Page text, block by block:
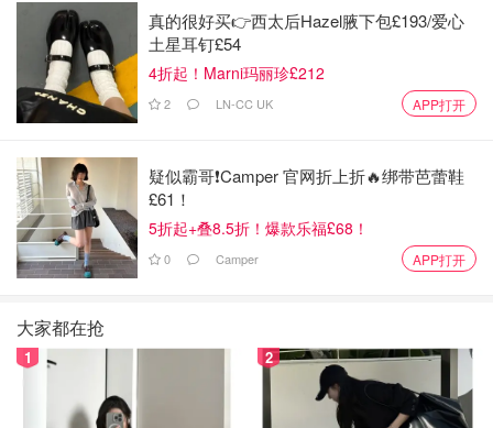
她每周有五天时间投入到西门子公司的学徒项目中，从上午
9点至下午5点，时间分配在学术学习和动手工程实践之间。
通常每周有一天，比如周五，专门用于大学课程，其余时间
则投入到项目、与工程师合作，并将所学知识应用于实践
中。
西门子向所有学徒支付每小时11.21英镑的全国最低生活工
资，这意味着露西的年薪约为23,000英镑
这位23岁、来自纽卡斯尔安德莱姆的年轻人告诉《太阳
报》：“不自夸地说，我一直认为自己很聪明，所以我一直
“我的A-level成绩很好，我学习了数学和物理等科目，所以
真的很好买👉西太后Hazel腋下包£193/爱心
土星耳钉£54
4折起！Marni玛丽珍£212
2 LN-CC UK APP打开
疑似霸哥❗️Camper 官网折上折🔥绑带芭蕾鞋
£61！
5折起+叠8.5折！爆款乐福£68！
0 Camper APP打开
大家都在抢
1 2